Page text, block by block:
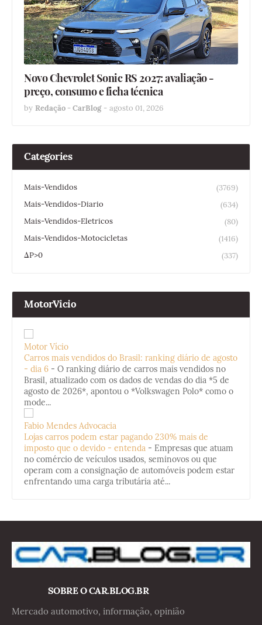
Novo Chevrolet Sonic RS 2027: avaliação -
preço, consumo e ficha técnica
by Redação - CarBlog - agosto 01, 2026
Categories
Mais-Vendidos
(3769)
Mais-Vendidos-Diario
(634)
Mais-Vendidos-Eletricos
(80)
Mais-Vendidos-Motocicletas
(1416)
ΔP>0
(337)
MotorVicio
Motor Vício
Carros mais vendidos do Brasil: ranking diário de agosto
- dia 6 - O ranking diário de carros mais vendidos no
Brasil, atualizado com os dados de vendas do dia *5 de
agosto de 2026*, apontou o *Volkswagen Polo* como o
mode...
Fabio Mendes Advocacia
Lojas carros podem estar pagando 230% mais de
imposto que o devido - entenda - Empresas que atuam
no comércio de veículos usados, seminovos ou que
operam com a consignação de automóveis podem estar
enfrentando uma carga tributária até...
SOBRE O CAR.BLOG.BR
Mercado automotivo, informação, opinião